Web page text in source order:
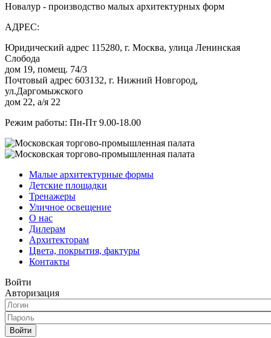
Новалур - производство малых архитектурных форм
АДРЕС:
Юридический адрес 115280, г. Москва, улица Ленинская
Слобода
дом 19, помещ. 74/3
Почтовый адрес 603132, г. Нижний Новгород,
ул.Даргомыжского
дом 22, а/я 22
Режим работы: Пн-Пт 9.00-18.00
Малые архитектурные формы
Детские площадки
Тренажеры
Уличное освещение
О нас
Дилерам
Архитекторам
Цвета, покрытия, фактуры
Контакты
Войти
Авторизация
Войти